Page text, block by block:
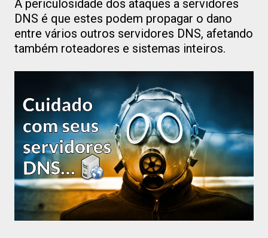
A periculosidade dos ataques a servidores
DNS é que estes podem propagar o dano
entre vários outros servidores DNS, afetando
também roteadores e sistemas inteiros.